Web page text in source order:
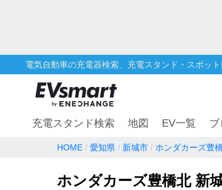
電気自動車の充電器検索、充電スタンド・スポッ
充電スタンド検索 地図 EV一覧 ブ
HOME 愛知県 新城市 ホンダカーズ豊
ホンダカーズ豊橋北 新